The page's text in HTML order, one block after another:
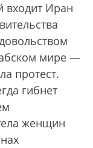
входит Иран
мире —
протест.
гибнет
женщин